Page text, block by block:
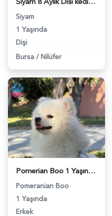
Siyam
1 Yaşında
Dişi
Bursa / Nilüfer
Pomerian Boo 1 Yaşında Eş Arıyor - 118984665
Pomeranian Boo
1 Yaşında
Erkek